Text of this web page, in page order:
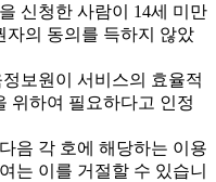
신청한 사람이 14세 미만
자의 동의를 득하지 않았
보원이 서비스의 효율적
위하여 필요하다고 인정
음 각 호에 해당하는 이용
는 이를 거절할 수 있습니